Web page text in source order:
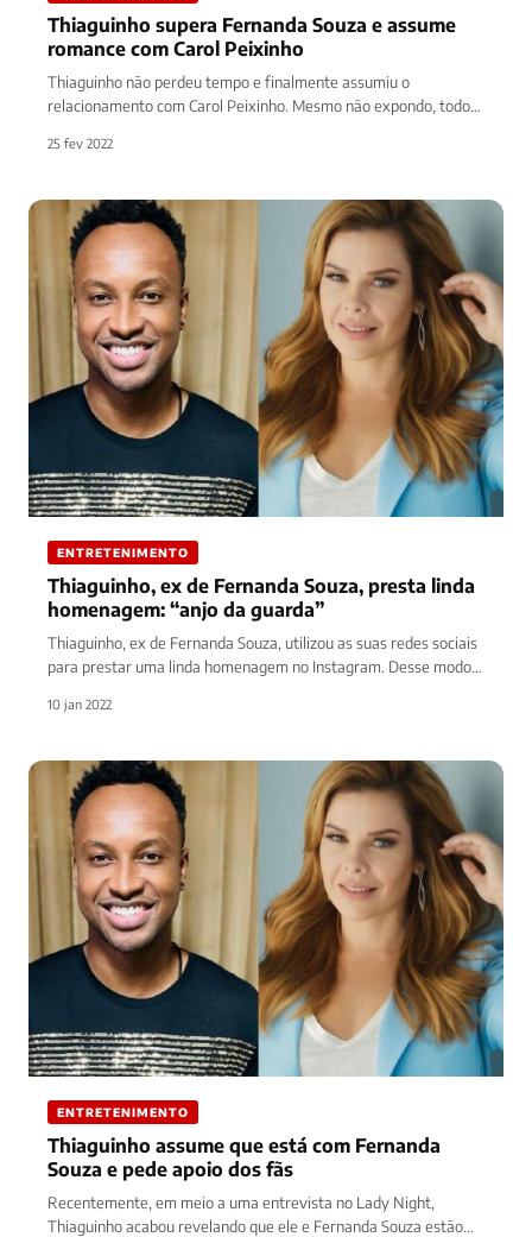
Thiaguinho supera Fernanda Souza e assume
romance com Carol Peixinho
Thiaguinho não perdeu tempo e finalmente assumiu o
relacionamento com Carol Peixinho. Mesmo não expondo, todo
25 fev 2022
ENTRETENIMENTO
Thiaguinho, ex de Fernanda Souza, presta linda
homenagem: “anjo da guarda”
Thiaguinho, ex de Fernanda Souza, utilizou as suas redes sociais
para prestar uma linda homenagem no Instagram. Desse modo,
10 jan 2022
ENTRETENIMENTO
Thiaguinho assume que está com Fernanda
Souza e pede apoio dos fãs
Recentemente, em meio a uma entrevista no Lady Night,
Thiaguinho acabou revelando que ele e Fernanda Souza estão